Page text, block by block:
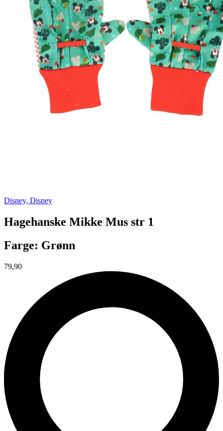
Disney, Disney
Hagehanske Mikke Mus str 1
Farge: Grønn
79,90